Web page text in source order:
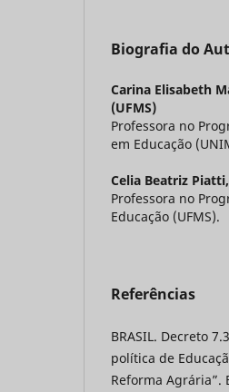
Biografia do
Carina Elisabeth
(UFMS)
Professora no
em Educação
Celia Beatriz Piatti,
Professora no
Educação (UFMS).
Referências
BRASIL. Decreto
política de
Reforma Agrária”.